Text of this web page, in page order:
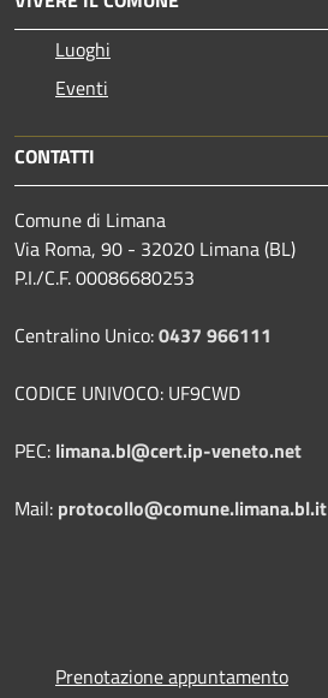
Luoghi
Eventi
CONTATTI
Comune di Limana
Via Roma, 90 - 32020 Limana (BL)
P.I./C.F. 00086680253
Centralino Unico:0437 966111
CODICE UNIVOCO: UF9CWD
PEC: limana.bl@cert.ip-veneto.net
Mail: protocollo@comune.limana.bl.it
Prenotazione appuntamento